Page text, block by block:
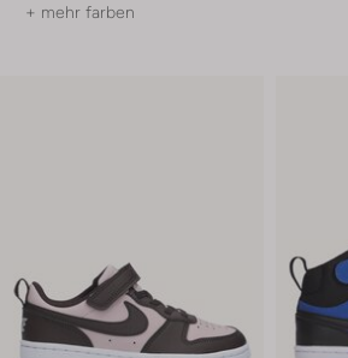
+ mehr farben